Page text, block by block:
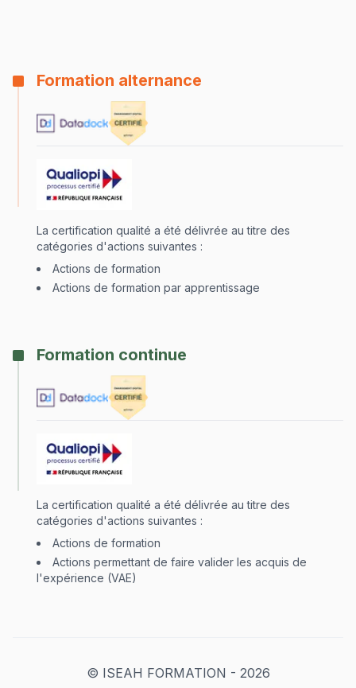
Formation alternance
La certification qualité a été délivrée au titre des
catégories d'actions suivantes :
Actions de formation
Actions de formation par apprentissage
Formation continue
La certification qualité a été délivrée au titre des
catégories d'actions suivantes :
Actions de formation
Actions permettant de faire valider les acquis de
l'expérience (VAE)
© ISEAH FORMATION - 2026